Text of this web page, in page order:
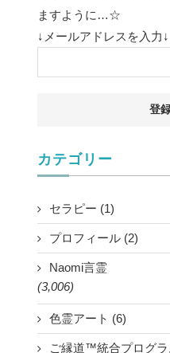
ますように…☆
↓メールアドレスを入力↓
カテゴリー
セラピー (1)
プロフィール (2)
Naomi言霊
(3,006)
色霊アート (6)
ご縁道™統合プログラ